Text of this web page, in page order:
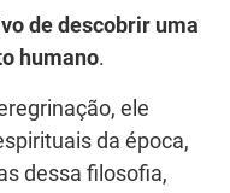
de descobrir uma
humano.
ele
da época,
dessa filosofia,